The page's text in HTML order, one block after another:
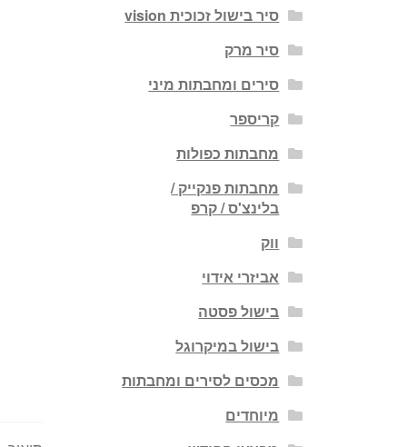
סיר בישול זכוכית vision
סיר מרק
סירים ומחבתות מיני
קריספר
מחבתות כפולות
מחבתות פנקייק /
בלינצ'ס / קרפ
ווק
אביזרי אידוי
בישול פסטה
בישול במיקרוגל
מכסים לסירים ומחבתות
מיוחדים